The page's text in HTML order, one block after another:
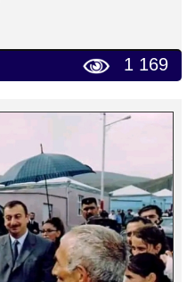
1 169